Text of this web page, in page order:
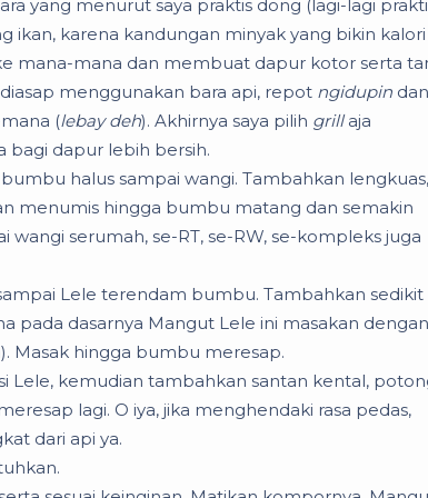
yang menurut saya praktis dong (lagi-lagi
ikan, karena kandungan minyak yang bikin kalori
mana-mana dan membuat dapur kotor serta
menggunakan bara api, repot ngidupin dan
(lebay deh). Akhirnya saya pilih grillaja
bagi dapur lebih bersih.
halus sampai wangi. Tambahkan lengkuas,
menumis hingga bumbu matang dan semakin
serumah, se-RT, se-RW, se-kompleks juga
Lele terendam bumbu. Tambahkan sedikit
pada dasarnya Mangut Lele ini masakan dengan
Masak hingga bumbu meresap.
Lele, kemudian tambahkan santan kental,
lagi. O iya, jika menghendaki rasa pedas,
dari api ya.